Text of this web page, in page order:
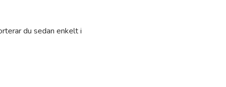
du sedan enkelt i